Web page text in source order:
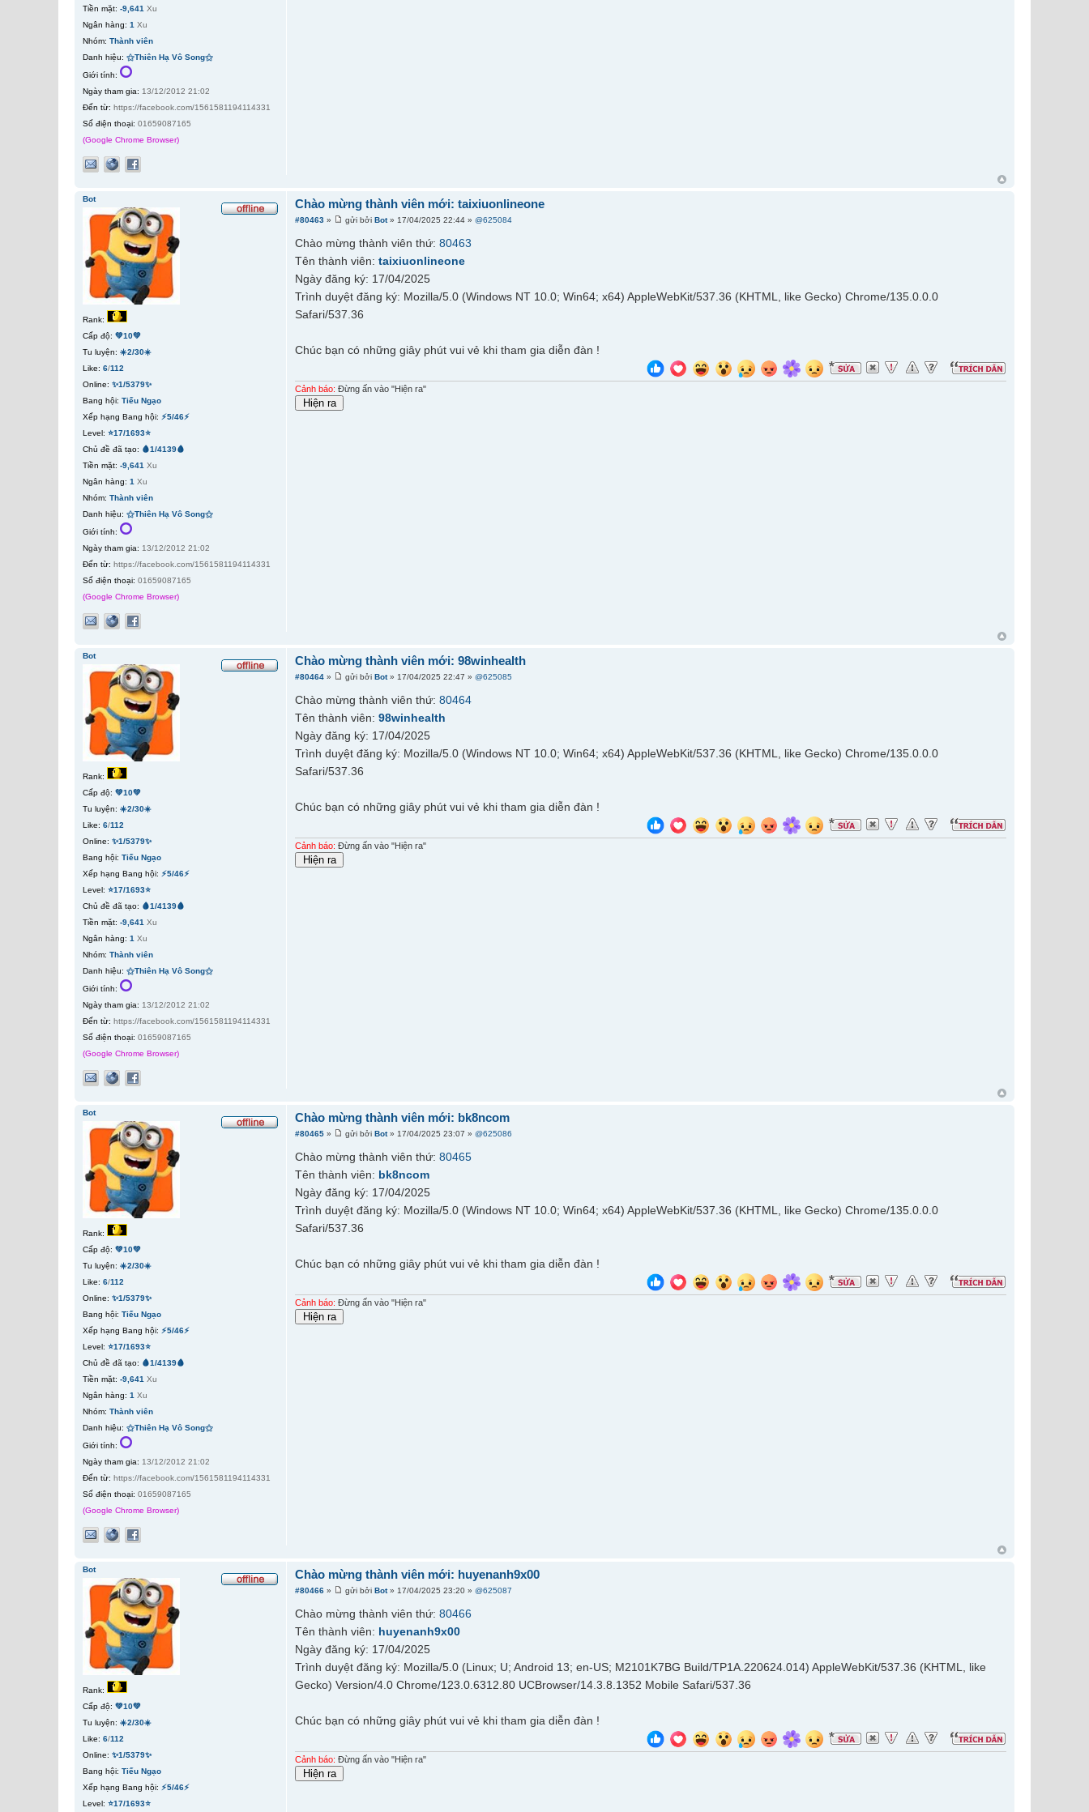
Tiền mặt: -9,641 Xu
Ngân hàng: 1 Xu
Nhóm: Thành viên
Danh hiệu: ⚝Thiên Hạ Vô Song⚝
Giới tính:
Ngày tham gia: 13/12/2012 21:02
Đến từ: https://facebook.com/1561581194114331
Số điện thoại: 01659087165
(Google Chrome Browser)
Chào mừng thành viên mới: taixiuonlineone
#80463 » gửi bởiBot» 17/04/2025 22:44 »@625084
Chào mừng thành viên thứ:80463
Tên thành viên:taixiuonlineone
Ngày đăng ký: 17/04/2025
Trình duyệt đăng ký: Mozilla/5.0 (Windows NT 10.0; Win64; x64) AppleWebKit/537.36 (KHTML, like Gecko) Chrome/135.0.0.0
Safari/537.36
Chúc bạn có những giây phút vui vẻ khi tham gia diễn đàn !
Cảnh báo: Đừng ấn vào "Hiện ra"
Bot
Rank:
Cấp độ: 💚10💚
Tu luyện: ☀️2/30☀️
Like: 6/112
Online: ✨1/5379✨
Bang hội: Tiếu Ngạo
Xếp hạng Bang hội: ⚡5/46⚡
Level: ⭐17/1693⭐
Chủ đề đã tạo: 🩸1/4139🩸
Tiền mặt: -9,641 Xu
Ngân hàng: 1 Xu
Nhóm: Thành viên
Danh hiệu: ⚝Thiên Hạ Vô Song⚝
Giới tính:
Ngày tham gia: 13/12/2012 21:02
Đến từ: https://facebook.com/1561581194114331
Số điện thoại: 01659087165
(Google Chrome Browser)
Chào mừng thành viên mới: 98winhealth
#80464 » gửi bởiBot» 17/04/2025 22:47 »@625085
Chào mừng thành viên thứ:80464
Tên thành viên:98winhealth
Ngày đăng ký: 17/04/2025
Trình duyệt đăng ký: Mozilla/5.0 (Windows NT 10.0; Win64; x64) AppleWebKit/537.36 (KHTML, like Gecko) Chrome/135.0.0.0
Safari/537.36
Chúc bạn có những giây phút vui vẻ khi tham gia diễn đàn !
Cảnh báo: Đừng ấn vào "Hiện ra"
Bot
Rank:
Cấp độ: 💚10💚
Tu luyện: ☀️2/30☀️
Like: 6/112
Online: ✨1/5379✨
Bang hội: Tiếu Ngạo
Xếp hạng Bang hội: ⚡5/46⚡
Level: ⭐17/1693⭐
Chủ đề đã tạo: 🩸1/4139🩸
Tiền mặt: -9,641 Xu
Ngân hàng: 1 Xu
Nhóm: Thành viên
Danh hiệu: ⚝Thiên Hạ Vô Song⚝
Giới tính:
Ngày tham gia: 13/12/2012 21:02
Đến từ: https://facebook.com/1561581194114331
Số điện thoại: 01659087165
(Google Chrome Browser)
Chào mừng thành viên mới: bk8ncom
#80465 » gửi bởiBot» 17/04/2025 23:07 »@625086
Chào mừng thành viên thứ:80465
Tên thành viên: bk8ncom
Ngày đăng ký: 17/04/2025
Trình duyệt đăng ký: Mozilla/5.0 (Windows NT 10.0; Win64; x64) AppleWebKit/537.36 (KHTML, like Gecko) Chrome/135.0.0.0
Safari/537.36
Chúc bạn có những giây phút vui vẻ khi tham gia diễn đàn !
Cảnh báo: Đừng ấn vào "Hiện ra"
Bot
Rank:
Cấp độ: 💚10💚
Tu luyện: ☀️2/30☀️
Like: 6/112
Online: ✨1/5379✨
Bang hội: Tiếu Ngạo
Xếp hạng Bang hội: ⚡5/46⚡
Level: ⭐17/1693⭐
Chủ đề đã tạo: 🩸1/4139🩸
Tiền mặt: -9,641 Xu
Ngân hàng: 1 Xu
Nhóm: Thành viên
Danh hiệu: ⚝Thiên Hạ Vô Song⚝
Giới tính:
Ngày tham gia: 13/12/2012 21:02
Đến từ: https://facebook.com/1561581194114331
Số điện thoại: 01659087165
(Google Chrome Browser)
Chào mừng thành viên mới: huyenanh9x00
#80466 » gửi bởiBot» 17/04/2025 23:20 »@625087
Chào mừng thành viên thứ:80466
Tên thành viên: huyenanh9x00
Ngày đăng ký: 17/04/2025
Trình duyệt đăng ký: Mozilla/5.0 (Linux; U; Android 13; en-US; M2101K7BG Build/TP1A.220624.014) AppleWebKit/537.36 (KHTML, like
Gecko) Version/4.0 Chrome/123.0.6312.80 UCBrowser/14.3.8.1352 Mobile Safari/537.36
Chúc bạn có những giây phút vui vẻ khi tham gia diễn đàn !
Cảnh báo: Đừng ấn vào "Hiện ra"
Bot
Rank:
Cấp độ: 💚10💚
Tu luyện: ☀️2/30☀️
Like: 6/112
Online: ✨1/5379✨
Bang hội: Tiếu Ngạo
Xếp hạng Bang hội: ⚡5/46⚡
Level: ⭐17/1693⭐